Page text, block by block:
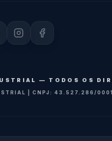
— TODOS OS
| CNPJ: 43.527.286/